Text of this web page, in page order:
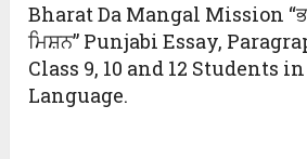
Bharat Da Mangal Mission
ਮਿਸ਼ਨ” Punjabi Essay,
Class 9, 10 and 12 Students
Language.